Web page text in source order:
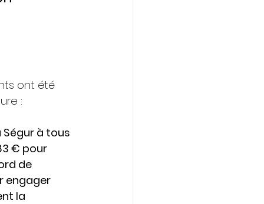
ont été
:
Ségur à tous
€ pour
de
engager
la